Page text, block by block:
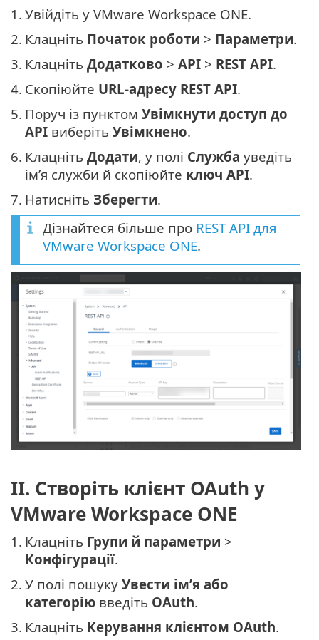
1. Увійдіть у VMware Workspace ONE.
2. Клацніть Початок роботи > Параметри.
3. Клацніть Додатково > API > REST API.
4. Скопіюйте URL-адресу REST API.
5. Поруч із пунктом Увімкнути доступ до
API виберіть Увімкнено.
6. Клацніть Додати, у полі Служба уведіть
ім’я служби й скопіюйте ключ API.
7. Натисніть Зберегти.
Дізнайтеся більше про REST API для
VMware Workspace ONE.
II. Створіть клієнт OAuth у
VMware Workspace ONE
1. Клацніть Групи й параметри >
Конфігурації.
2. У полі пошуку Увести ім’я або
категорію введіть OAuth.
3. Клацніть Керування клієнтом OAuth.